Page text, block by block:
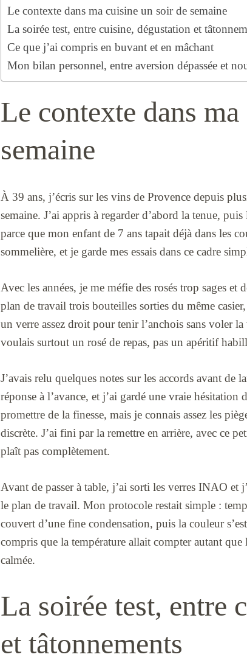
Le contexte dans ma cuisine un soir de semaine
La soirée test, entre cuisine, dégustation et
Ce que j’ai compris en buvant et en mâchant
Mon bilan personnel, entre aversion dépassée et
Le contexte dans
semaine
À 39 ans, j’écris sur les vins de Provence depuis
semaine. J’ai appris à regarder d’abord la tenue,
parce que mon enfant de 7 ans tapait déjà dans les
sommelière, et je garde mes essais dans ce cadre
Avec les années, je me méfie des rosés trop sages
plan de travail trois bouteilles sorties du même
un verre assez droit pour tenir l’anchois sans voler
voulais surtout un rosé de repas, pas un apéritif
J’avais relu quelques notes sur les accords avant de
réponse à l’avance, et j’ai gardé une vraie
promettre de la finesse, mais je connais assez les
discrète. J’ai fini par la remettre en arrière, avec ce
plaît pas complètement.
Avant de passer à table, j’ai sorti les verres INAO
le plan de travail. Mon protocole restait simple :
couvert d’une fine condensation, puis la couleur
compris que la température allait compter autant que
calmée.
La soirée test, entre
et tâtonnements